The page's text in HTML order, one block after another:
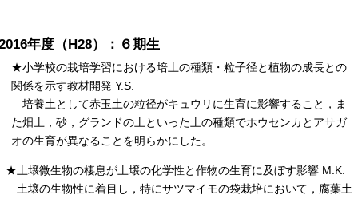
年度（H28）：６期生
★小学校の栽培学習における培土の種類・粒子径と植物の成長との
関係を示す教材開発 Y.S.
培養土として赤玉土の粒径がキュウリに生育に影響すること，ま
た畑土，砂，グランドの土といった土の種類でホウセンカとアサガ
オの生育が異なることを明らかにした。
★土壌微生物の棲息が土壌の化学性と作物の生育に及ぼす影響 M.K.
土壌の生物性に着目し，特にサツマイモの袋栽培において，腐葉土